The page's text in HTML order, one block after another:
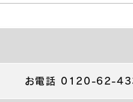
お電話 0120-62-